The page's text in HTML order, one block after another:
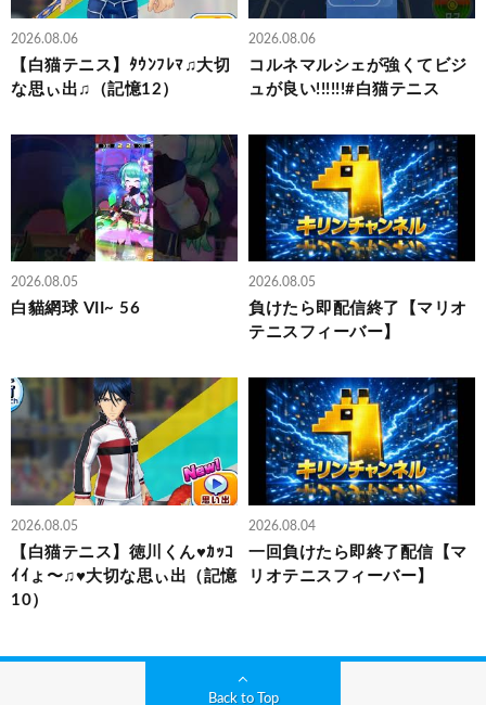
2026.08.06
【白猫テニス】ﾀｳﾝﾌﾚﾏ♫大切
な思ぃ出♫（記憶12）
2026.08.06
コルネマルシェが強くてビジ
ュが良い!!!!!!#白猫テニス
2026.08.05
白貓網球 VII~ 56
2026.08.05
負けたら即配信終了【マリオ
テニスフィーバー】
2026.08.05
【白猫テニス】徳川くん♥ｶｯｺ
ｲｲょ〜♫♥大切な思ぃ出（記憶
10）
2026.08.04
一回負けたら即終了配信【マ
リオテニスフィーバー】
Back to Top